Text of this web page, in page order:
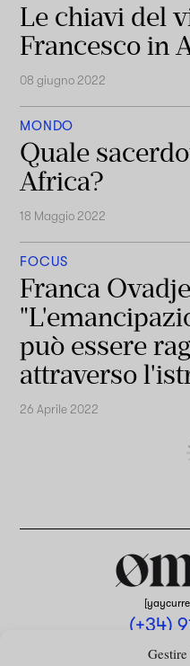
Le chiavi del
Francesco in
08 giugno 2022
MONDO
Quale
Africa?
18 Maggio 2022
FOCUS
Franca
può essere
attraverso
26 Aprile 2022
(+34)